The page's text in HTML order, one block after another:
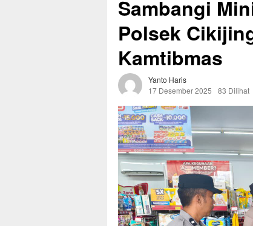
Sambangi
Polsek
Kamtibmas
Yanto Haris
17 Desember 2025
83 Dilihat